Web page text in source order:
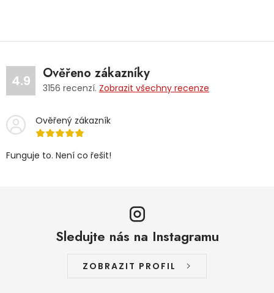
4.9 Ověřeno zákazníky
3156 recenzí. Zobrazit všechny recenze
Ověřený zákazník
Funguje to. Není co řešit!
Sledujte nás na Instagramu
ZOBRAZIT PROFIL